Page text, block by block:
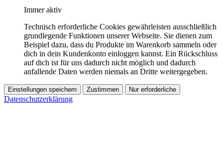
Immer aktiv
Technisch erforderliche Cookies gewährleisten ausschließlich
grundlegende Funktionen unserer Webseite. Sie dienen zum
Beispiel dazu, dass du Produkte im Warenkorb sammeln oder
dich in dein Kundenkonto einloggen kannst. Ein Rückschluss
auf dich ist für uns dadurch nicht möglich und dadurch
anfallende Daten werden niemals an Dritte weitergegeben.
Einstellungen speichern Zustimmen Nur erforderliche
Datenschutzerklärung